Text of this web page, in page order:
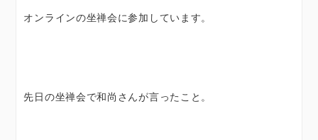
オンラインの坐禅会に参加しています。
先日の坐禅会で和尚さんが言ったこと。